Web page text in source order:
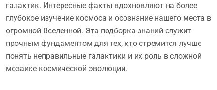
галактик. Интересные факты вдохновляют на более
глубокое изучение космоса и осознание нашего места в
огромной Вселенной. Эта подборка знаний служит
прочным фундаментом для тех, кто стремится лучше
понять неправильные галактики и их роль в сложной
мозаике космической эволюции.